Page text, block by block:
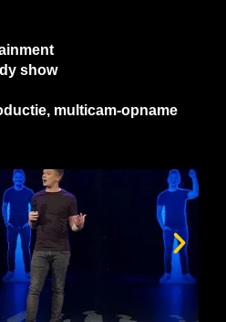
show
multicam-opname